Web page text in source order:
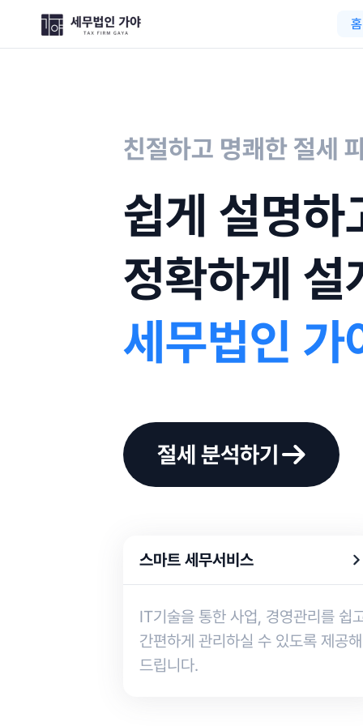
세무법인 가야 홈
친절하고 명쾌한 절세
쉽게 설명하
정확하게 설
세무법인 가
절세 분석하기
스마트 세무서비스
IT기술을 통한 사업, 경영관리를 쉽
간편하게 관리하실 수 있도록 제공해
드립니다.